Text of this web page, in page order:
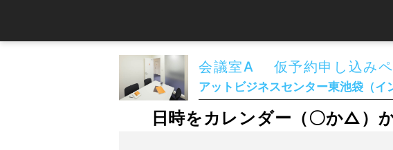
会議室A 仮予約申し込みペ
アットビジネスセンター東池袋（イ
日時をカレンダー（〇か△）